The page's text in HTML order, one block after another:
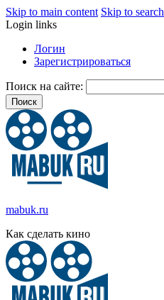
Skip to main content Skip to search
Login links
Логин
Зарегистрироваться
Поиск на сайте:
mabuk.ru
Как сделать кино